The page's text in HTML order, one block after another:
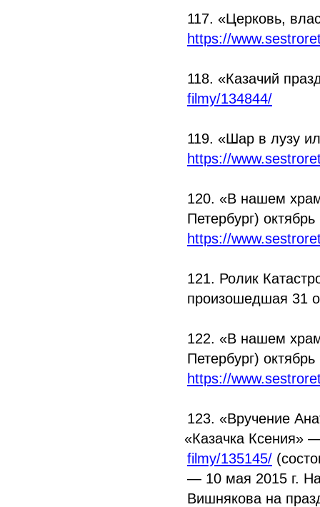
117. «Церковь,
https://
118. «Казачий
filmy/134844/
119. «Шар в лузу
https://
120. «В нашем
Петербург)
https://
121. Ролик
произошедшая 31
122. «В нашем
Петербург)
https://
123. «Вручение
«Казачка Ксения»
filmy/135145/
— 10 мая 2015 г.
Вишнякова на